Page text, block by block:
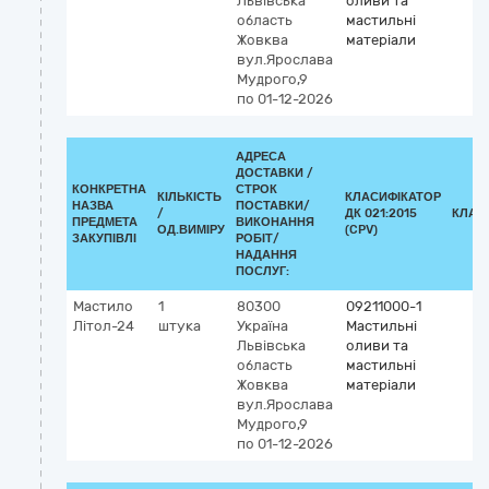
область
Жовква
вул.Ярослава
Мудрого,9
по 01-12-2026
мастильні
матеріали
КОНКРЕТНА
НАЗВА
ПРЕДМЕТА
ЗАКУПІВЛІ
КІЛЬКІСТЬ
/
ОД.ВИМІРУ
АДРЕСА
ДОСТАВКИ /
СТРОК
ПОСТАВКИ/
ВИКОНАННЯ
РОБІТ/
НАДАННЯ
ПОСЛУГ:
КЛАСИФІКАТОР
ДК 021:2015
(CPV)
Мастило
Літол-24
1
штука
80300
Україна
Львівська
область
Жовква
вул.Ярослава
Мудрого,9
по 01-12-2026
09211000-1
Мастильні
оливи та
мастильні
матеріали